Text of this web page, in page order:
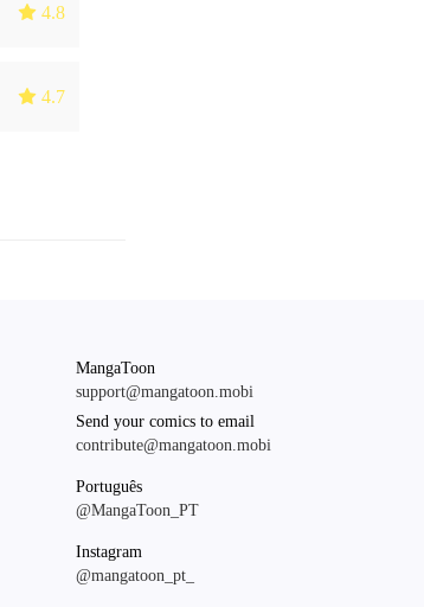
 4.8
 4.7
MangaToon
support@mangatoon.mobi
Send your comics to email
contribute@mangatoon.mobi
Português
@MangaToon_PT
Instagram
@mangatoon_pt_